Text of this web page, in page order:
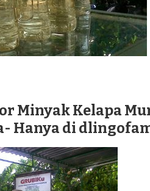
Minyak Kelapa
Hanya di